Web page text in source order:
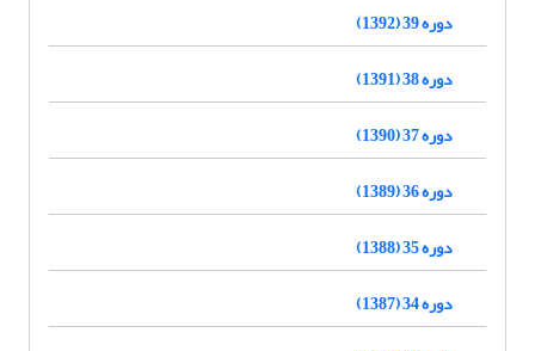
دوره 39 (1392)
دوره 38 (1391)
دوره 37 (1390)
دوره 36 (1389)
دوره 35 (1388)
دوره 34 (1387)